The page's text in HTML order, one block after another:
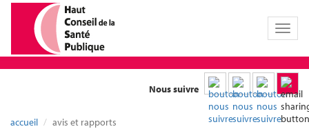
Toggle
Nous suivre
accueil avis et rapports